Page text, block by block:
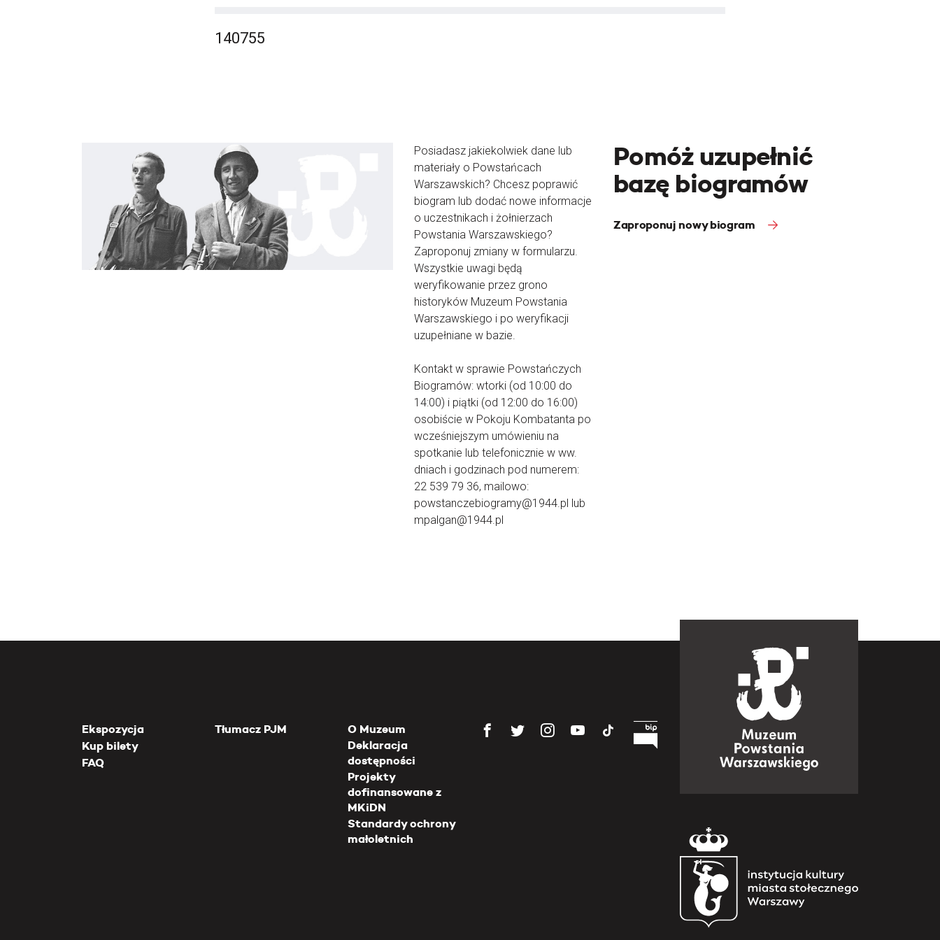
140755
Posiadasz jakiekolwiek dane lub
materiały o Powstańcach
Warszawskich? Chcesz poprawić
biogram lub dodać nowe informacje
o uczestnikach i żołnierzach
Powstania Warszawskiego?
Zaproponuj zmiany w formularzu.
Wszystkie uwagi będą
weryfikowanie przez grono
historyków Muzeum Powstania
Warszawskiego i po weryfikacji
uzupełniane w bazie.
Kontakt w sprawie Powstańczych
Biogramów: wtorki (od 10:00 do
14:00) i piątki (od 12:00 do 16:00)
osobiście w Pokoju Kombatanta po
wcześniejszym umówieniu na
spotkanie lub telefonicznie w ww.
dniach i godzinach pod numerem:
22 539 79 36, mailowo:
powstanczebiogramy@1944.pl lub
mpalgan@1944.pl
Pomóż uzupełnić
bazę biogramów
Zaproponuj nowy biogram
Ekspozycja
Kup bilety
FAQ
Tłumacz PJM
O Muzeum
Deklaracja
dostępności
Projekty
dofinansowane z
MKiDN
Standardy ochrony
małoletnich